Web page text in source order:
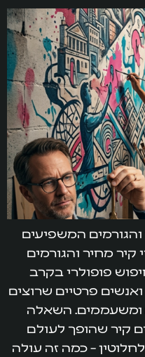
והגורמים המשפיעים
קיר מחיר והגורמים
פופולרי בקרב
פרטיים שרוצים
ומשעממים. השאלה
קיר שהופך לעולם
– כמה זה עולה